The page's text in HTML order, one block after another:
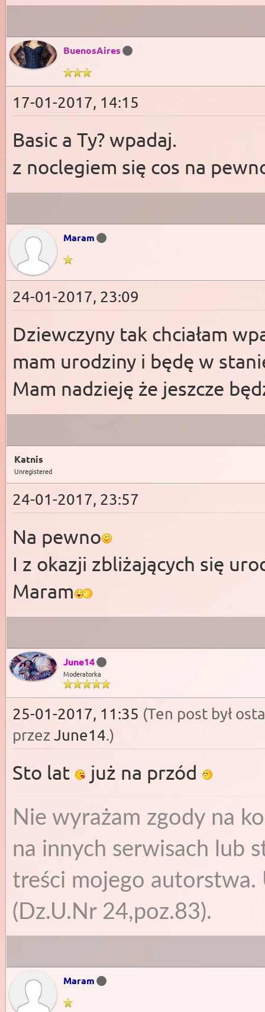
BuenosAires
17-01-2017, 14:15
Basic a Ty? wpadaj.
z noclegiem się cos na
Maram
24-01-2017, 23:09
Dziewczyny tak chciałam
mam urodziny i będę w
Mam nadzieję że jeszcze
Katnis
Unregistered
24-01-2017, 23:57
Na pewno
I z okazji zbliżających się
Maram
June14
Moderatorka
25-01-2017, 11:35 (Ten post był
przezJune14.)
Sto lat już na przód
Nie wyrażam zgody na
na innych serwisach lub
treści mojego
(Dz.U.Nr 24,poz.83).
Maram